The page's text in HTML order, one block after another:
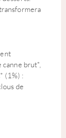
canne brut*,
(1%) :
de